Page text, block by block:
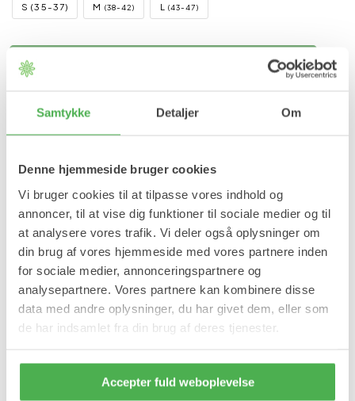
Samtykke Detaljer Om
Denne hjemmeside bruger cookies
Vi bruger cookies til at tilpasse vores indhold og
annoncer, til at vise dig funktioner til sociale medier og til
at analysere vores trafik. Vi deler også oplysninger om
din brug af vores hjemmeside med vores partnere inden
for sociale medier, annonceringspartnere og
analysepartnere. Vores partnere kan kombinere disse
data med andre oplysninger, du har givet dem, eller som
de har indsamlet fra din brug af deres tjenester.
Accepter fuld weboplevelse
S (35-37) M (38-42) L (43-47)
Forventet leveringstid: 1-2 hverdage
Produktinformation
Vores stødabsorberende sportssåler er fremstillet i blød silikone
og giver optimal stabilitet og støddæmpning ved aktivitet, så
presset på fødder, knæ og muskler reduceres ved gang, stående
arbejde og bevægelse.
Fordele:
Ergonomiske.
Masserer og beskytter stressede, trætte og ømme
fødder.
Aflaster og beskytter ved gang og løb.
Stødabsorberende.
Lindrer og beskytter ved hælspore